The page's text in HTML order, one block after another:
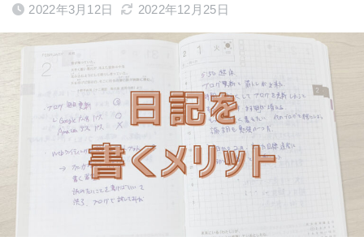
2022年3月12日 2022年12月25日